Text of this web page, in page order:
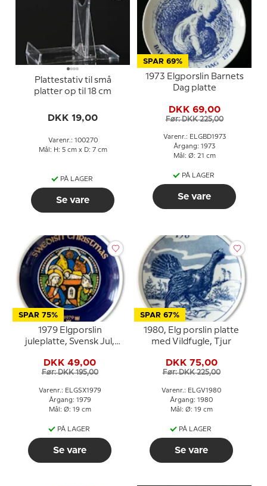
Plattestativ til små
platter op til 18 cm
DKK 19,00
Varenr.: 100270
Mål: H: 5 cm x D: 7 cm
PÅ LAGER
Se vare
SPAR 69%
1973 Elgporslin Barnets
Dag platte
DKK 69,00
Før: DKK 225,00
Varenr.: ELGBD1973
Årgang: 1973
Mål: Ø: 21 cm
PÅ LAGER
Se vare
SPAR 75%
1979 Elgporslin
juleplatte, Svensk Jul,
DKK 49,00
Før: DKK 195,00
Varenr.: ELGSX1979
Årgang: 1979
Mål: Ø: 19 cm
PÅ LAGER
Se vare
SPAR 67%
1980, Elg porslin platte
med Vildfugle, Tjur
DKK 75,00
Før: DKK 225,00
Varenr.: ELGV1980
Årgang: 1980
Mål: Ø: 19 cm
PÅ LAGER
Se vare